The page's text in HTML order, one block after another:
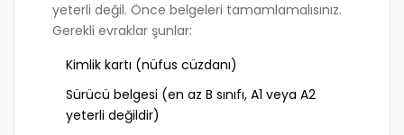
yeterli değil. Önce belgeleri tamamlamalısınız.
Gerekli evraklar şunlar:
Kimlik kartı (nüfus cüzdanı)
Sürücü belgesi (en az B sınıfı, A1 veya A2
yeterli değildir)